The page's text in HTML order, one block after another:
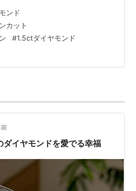
だ、婚約指輪とは別にダイヤは
い…と20歳くらいから思ってい
をお迎えしようとずっと狙って
に合う子と巡り合いたいと考え
ドも視野に入れ探していまし
ンド
カット
#1.5ctダイヤモンド
ダイヤモンドを愛でる幸福